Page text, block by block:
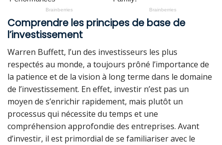
Comprendre les principes de base de
l’investissement
Warren Buffett, l’un des investisseurs les plus
respectés au monde, a toujours prôné l’importance de
la patience et de la vision à long terme dans le domaine
de l’investissement. En effet, investir n’est pas un
moyen de s’enrichir rapidement, mais plutôt un
processus qui nécessite du temps et une
compréhension approfondie des entreprises. Avant
d’investir, il est primordial de se familiariser avec le